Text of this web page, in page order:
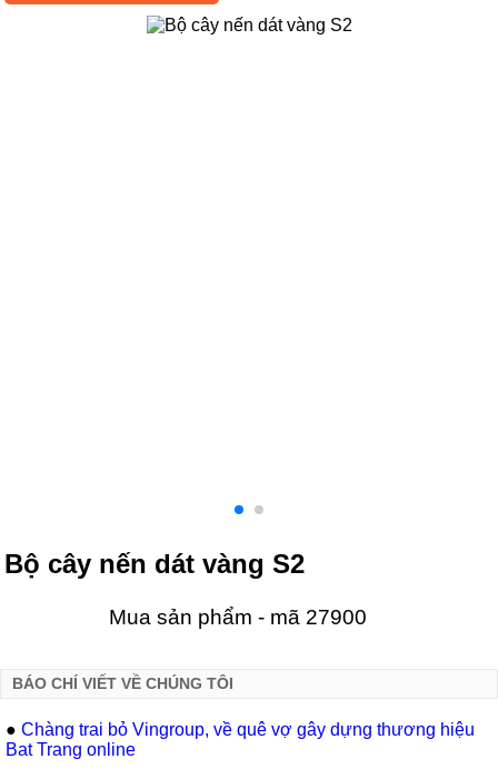
Bộ cây nến dát vàng S2
Mua sản phẩm - mã 27900
BÁO CHÍ VIẾT VỀ CHÚNG TÔI
● Chàng trai bỏ Vingroup, về quê vợ gây dựng thương hiệu
Bat Trang online